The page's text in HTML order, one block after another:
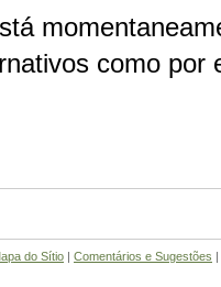
como por
do Sítio | Comentários e Sugestões |